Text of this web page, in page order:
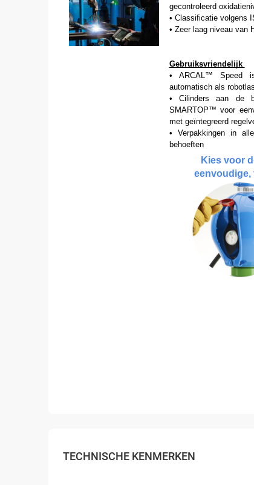
gecontroleerd
• Classificatie volgens
• Zeer laag niveau van
Gebruiksvriendelijk
• ARCAL™ Speed
automatisch als
• Cilinders aan de
SMARTOP™ voor
met geïntegreerd
• Verpakkingen in
behoeften
Kies voor
eenvoudige,
TECHNISCHE KENMERKEN